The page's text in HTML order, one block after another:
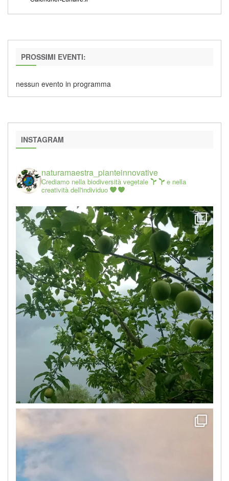
PROSSIMI EVENTI:
nessun evento in programma
INSTAGRAM
naturamaestra_pianteinnovative
Crediamo nella biodiversità vegetale
e nella
creatività dell'individuo